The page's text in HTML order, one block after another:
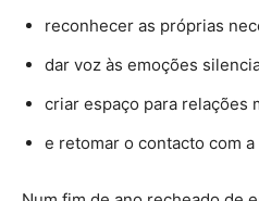
reconhecer as próprias
dar voz às emoções
criar espaço para relações
e retomar o contacto com a